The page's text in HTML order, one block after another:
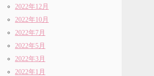
2022年12月
2022年10月
2022年7月
2022年5月
2022年3月
2022年1月